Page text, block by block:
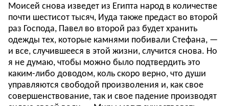
Моисей снова изведет из Египта народ в количестве
почти шестисот тысяч, Иуда также предаст во второй
раз Господа, Павел во второй раз будет хранить
одежды тех, которые камнями побивали Стефана, —
и все, случившееся в этой жизни, случится снова. Но
я не думаю, чтобы можно было подтвердить это
каким-либо доводом, коль скоро верно, что души
управляются свободой произволения и, как свое
совершенствование, так и свое падение производят